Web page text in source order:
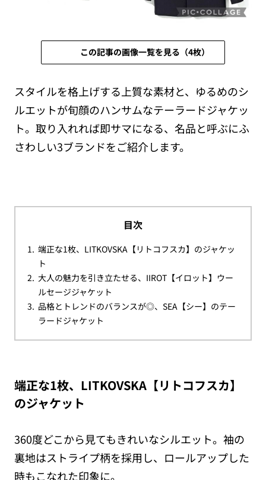
この記事の画像一覧を見る（4枚）
スタイルを格上げする上質な素材と、ゆるめのシ
ルエットが旬顔のハンサムなテーラードジャケッ
ト。取り入れれば即サマになる、名品と呼ぶにふ
さわしい3ブランドをご紹介します。
目次
端正な1枚、LITKOVSKA【リトコフスカ】のジャケッ
ト
大人の魅力を引き立たせる、IIROT【イロット】ウー
ルセージジャケット
品格とトレンドのバランスが◎、SEA【シー】のテー
ラードジャケット
端正な1枚、LITKOVSKA【リトコフスカ】
のジャケット
360度どこから見てもきれいなシルエット。袖の
裏地はストライプ柄を採用し、ロールアップした
時もこなれた印象に。